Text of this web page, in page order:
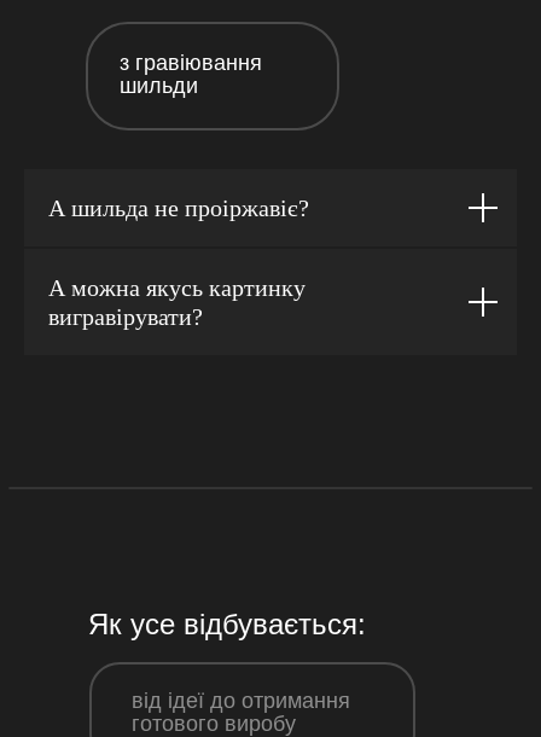
з гравіювання
шильди
А шильда не проіржавіє?
А можна якусь картинку
вигравірувати?
Як усе відбувається:
від ідеї до отримання
готового виробу